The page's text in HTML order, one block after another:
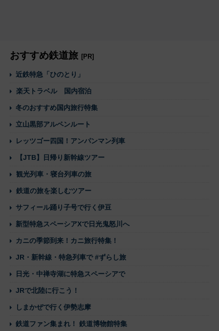
おすすめ鉄道旅 [PR]
近鉄特急「ひのとり」
楽天トラベル 国内宿泊
冬のおすすめ国内旅行特集
立山黒部アルペンルート
レッツゴー四国！アンパンマン列車
【JTB】日帰り新幹線ツアー
観光列車・寝台列車の旅
鉄道の旅を楽しむツアー
サフィール踊り子号で行く伊豆
新型特急スペーシアXで日光鬼怒川へ
カニの季節到来！カニ旅行特集！
JR・新幹線・特急列車で #ずらし旅
日光・中禅寺湖に特急スペーシアで
JRで北陸に行こう！
しまかぜで行く伊勢志摩
鉄道ファン集まれ！ 鉄道博物館特集